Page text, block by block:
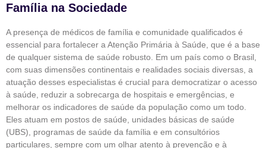
Família na Sociedade
A presença de médicos de família e comunidade qualificados é
essencial para fortalecer a Atenção Primária à Saúde, que é a base
de qualquer sistema de saúde robusto. Em um país como o Brasil,
com suas dimensões continentais e realidades sociais diversas, a
atuação desses especialistas é crucial para democratizar o acesso
à saúde, reduzir a sobrecarga de hospitais e emergências, e
melhorar os indicadores de saúde da população como um todo.
Eles atuam em postos de saúde, unidades básicas de saúde
(UBS), programas de saúde da família e em consultórios
particulares, sempre com um olhar atento à prevenção e à